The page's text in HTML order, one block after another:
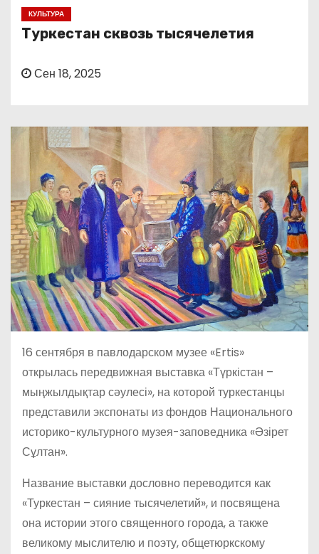
КУЛЬТУРА
Туркестан сквозь тысячелетия
Сен 18, 2025
16 сентября в павлодарском музее «Ertis»
открылась передвижная выставка «Түркістан –
мыңжылдықтар сәулесі», на которой туркестанцы
представили экспонаты из фондов Национального
историко-культурного музея-заповедника «Әзірет
Сұлтан».
Название выставки дословно переводится как
«Туркестан – сияние тысячелетий», и посвящена
она истории этого священного города, а также
великому мыслителю и поэту, общетюркскому